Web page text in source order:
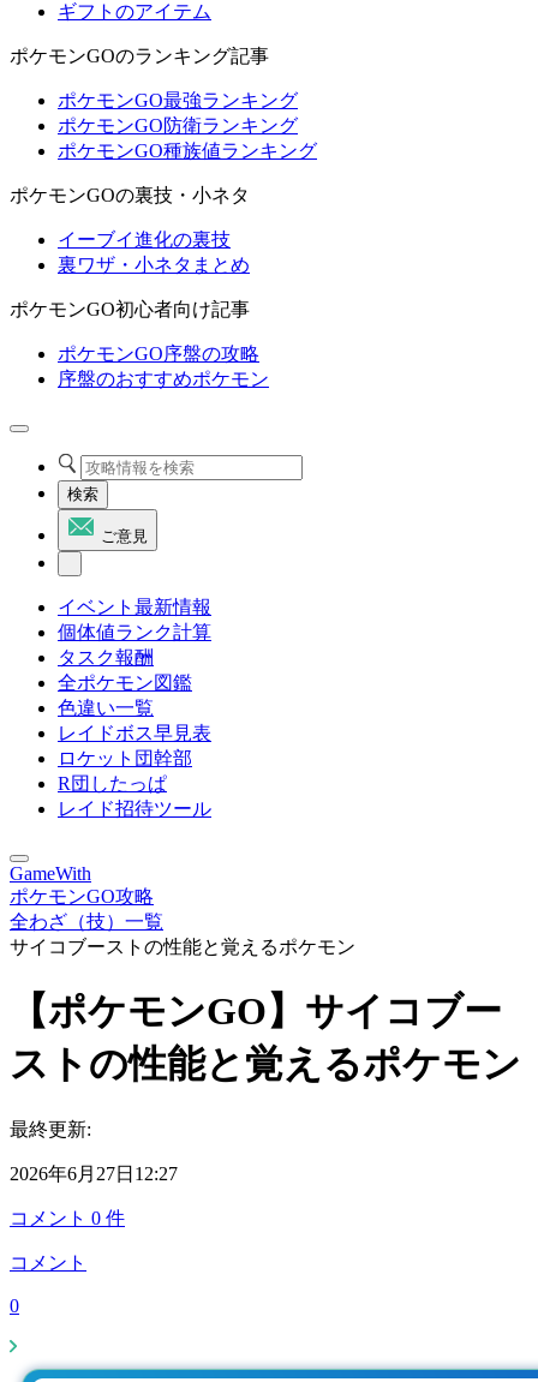
ギフトのアイテム
ポケモンGOのランキング記事
ポケモンGO最強ランキング
ポケモンGO防衛ランキング
ポケモンGO種族値ランキング
ポケモンGOの裏技・小ネタ
イーブイ進化の裏技
裏ワザ・小ネタまとめ
ポケモンGO初心者向け記事
ポケモンGO序盤の攻略
序盤のおすすめポケモン
検索
ご意見
イベント最新情報
個体値ランク計算
タスク報酬
全ポケモン図鑑
色違い一覧
レイドボス早見表
ロケット団幹部
R団したっぱ
レイド招待ツール
GameWith
ポケモンGO攻略
全わざ（技）一覧
サイコブーストの性能と覚えるポケモン
【ポケモンGO】サイコブー
ストの性能と覚えるポケモン
最終更新:
2026年6月27日12:27
コメント 0 件
コメント
0